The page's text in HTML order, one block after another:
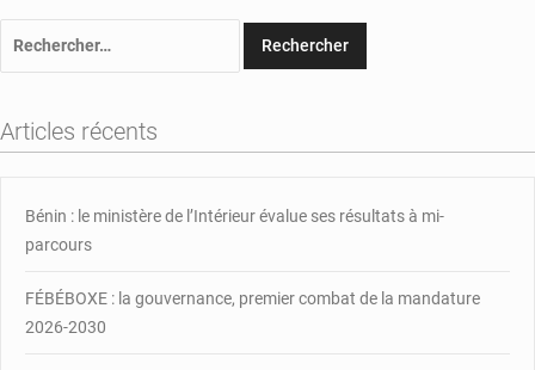
Articles récents
Bénin : le ministère de l’Intérieur évalue ses résultats à mi-
parcours
FÉBÉBOXE : la gouvernance, premier combat de la mandature
2026-2030